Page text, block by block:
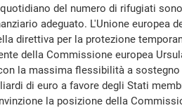
del numero di rifugiati
adeguato. L'Unione europea
direttiva per la protezione
della Commissione europea
la massima flessibilità a
di euro a favore degli Stati
la posizione della